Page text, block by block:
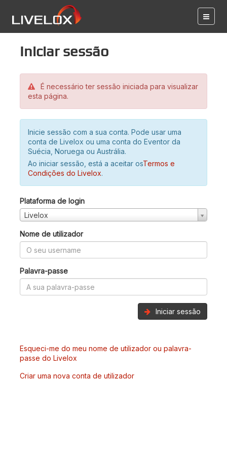
Iniciar sessão
É necessário ter sessão iniciada para visualizar
esta página.
Inicie sessão com a sua conta. Pode usar uma
conta de Livelox ou uma conta do Eventor da
Suécia, Noruega ou Austrália.
Ao iniciar sessão, está a aceitar osTermos e
Condições do Livelox.
Plataforma de login
Livelox
Nome de utilizador
Palavra-passe
Iniciar sessão
Esqueci-me do meu nome de utilizador ou palavra-
passe do Livelox
Criar uma nova conta de utilizador